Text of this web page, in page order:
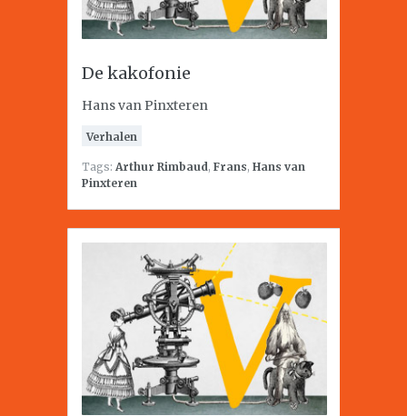
De kakofonie
Hans van Pinxteren
Verhalen
Tags: Arthur Rimbaud, Frans, Hans van
Pinxteren